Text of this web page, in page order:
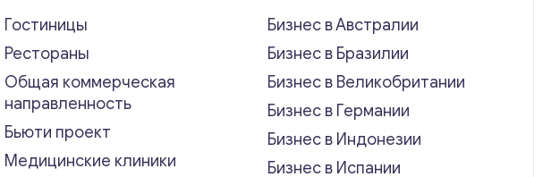
Гостиницы
Рестораны
Общая коммерческая
направленность
Бьюти проект
Медицинские клиники
Бизнес в Австралии
Бизнес в Бразилии
Бизнес в Великобритании
Бизнес в Германии
Бизнес в Индонезии
Бизнес в Испании